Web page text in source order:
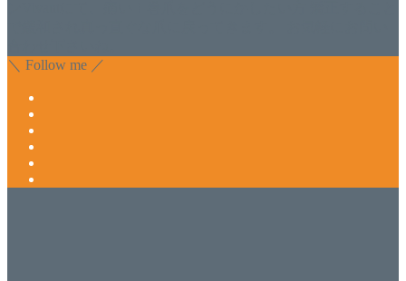
＼ Follow me ／